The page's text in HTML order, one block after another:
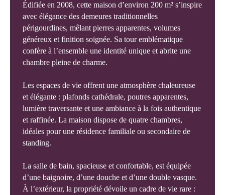
Édifiée en 2008, cette maison d’environ 200 m² s’inspire
avec élégance des demeures traditionnelles
périgourdines, mêlant pierres apparentes, volumes
généreux et finition soignée. Sa tour emblématique
confère à l’ensemble une identité unique et abrite une
chambre pleine de charme.
Les espaces de vie offrent une atmosphère chaleureuse
et élégante : plafonds cathédrale, poutres apparentes,
lumière traversante et une ambiance à la fois authentique
et raffinée. La maison dispose de quatre chambres,
idéales pour une résidence familiale ou secondaire de
standing.
La salle de bain, spacieuse et confortable, est équipée
d’une baignoire, d’une douche et d’une double vasque.
À l’extérieur, la propriété dévoile un cadre de vie rare :